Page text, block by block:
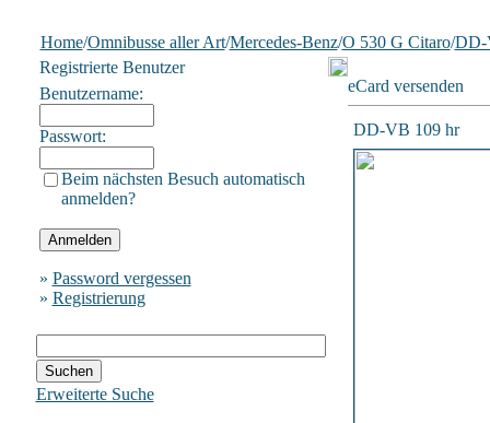
Home/Omnibusse aller Art/Mercedes-Benz/O 530 G Citaro/DD-
Registrierte Benutzer
Benutzername:
Passwort:
Beim nächsten Besuch automatisch
anmelden?
» Password vergessen
» Registrierung
Erweiterte Suche
eCard versenden
DD-VB 109 hr